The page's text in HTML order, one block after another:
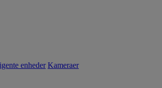
enheder Kameraer